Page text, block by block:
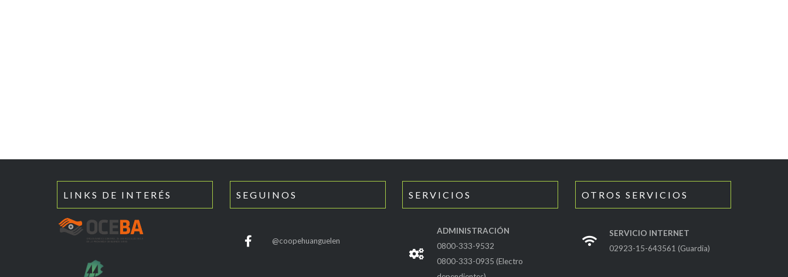
LINKS DE INTERÉS SEGUINOS
@coopehuanguelen
SERVICIOS
ADMINISTRACIÓN
0800-333-9532
0800-333-0935 (Electro
OTROS SERVICIOS
SERVICIO INTERNET
02923-15-643561 (Guardia)